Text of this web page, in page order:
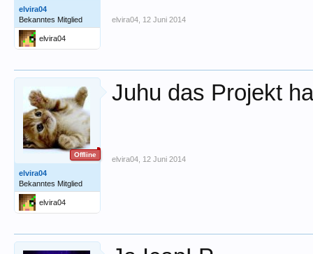
elvira04
Bekanntes Mitglied
elvira04
elvira04 12 Juni 2014
Offline
elvira04
Bekanntes Mitglied
elvira04
Juhu das Projekt
elvira04 12 Juni 2014